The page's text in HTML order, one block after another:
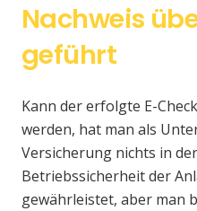
Nachweis
geführt
Kann der erfolgte E-
werden, hat man als
Versicherung nichts in
Betriebssicherheit der
gewährleistet, aber man